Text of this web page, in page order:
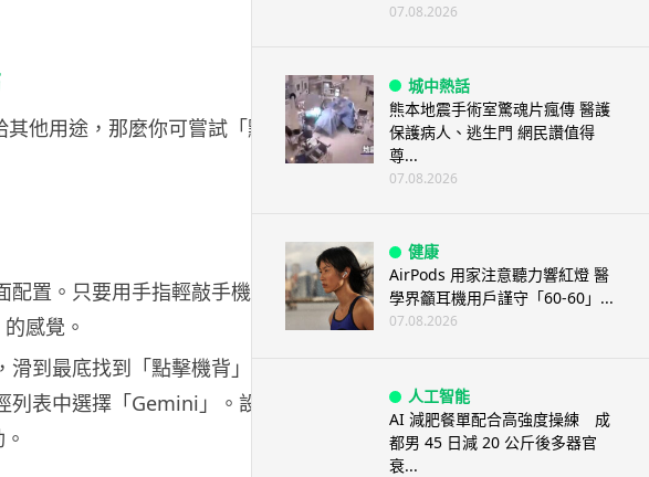
他用途，那麼你可嘗試「點
置。只要用手指輕敲手機背
感覺。
到最底找到「點擊機背」。
表中選擇「Gemini」。設定
07.08.2026
城中熱話
熊本地震手術室驚魂片瘋傳 醫護
保護病人、逃生門 網民讚值得
尊...
07.08.2026
健康
AirPods 用家注意聽力響紅燈 醫
學界籲耳機用戶謹守「60-60」...
07.08.2026
人工智能
AI 減肥餐單配合高強度操練 成
都男 45 日減 20 公斤後多器官
衰...